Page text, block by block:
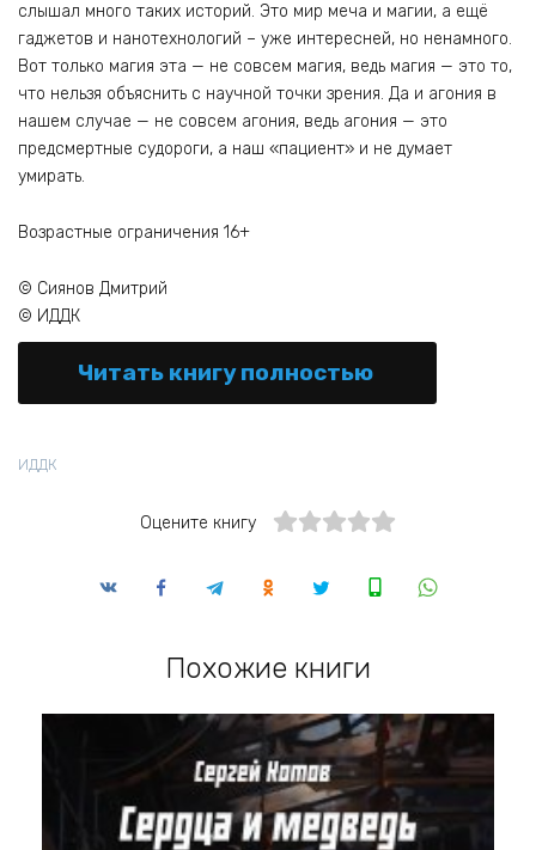
слышал много таких историй. Это мир меча и магии, а ещё
гаджетов и нанотехнологий – уже интересней, но ненамного.
Вот только магия эта — не совсем магия, ведь магия — это то,
что нельзя объяснить с научной точки зрения. Да и агония в
нашем случае — не совсем агония, ведь агония — это
предсмертные судороги, а наш «пациент» и не думает
умирать.
Возрастные ограничения 16+
© Сиянов Дмитрий
© ИДДК
Читать книгу полностью
ИДДК
Оцените книгу
Похожие книги